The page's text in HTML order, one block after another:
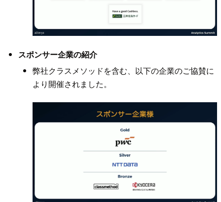
スポンサー企業の紹介
弊社クラスメソッドを含む、以下の企業のご協賛に
より開催されました。